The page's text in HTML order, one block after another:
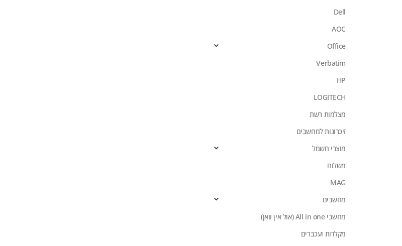
Dell
AOC
Office
Verbatim
HP
LOGITECH
מצלמות רשת
זיכרונות למחשבים
מוצרי חשמל
משלוח
MAG
מחשבים
מחשבי All in one (אול אין וואן)
מקלדות ועכברים